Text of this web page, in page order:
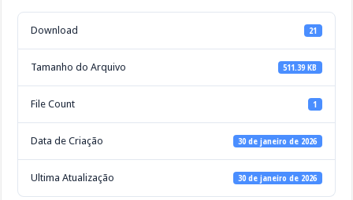
Download 21
Tamanho do Arquivo 511.39 KB
File Count 1
Data de Criação 30 de janeiro de 2026
Ultima Atualização 30 de janeiro de 2026